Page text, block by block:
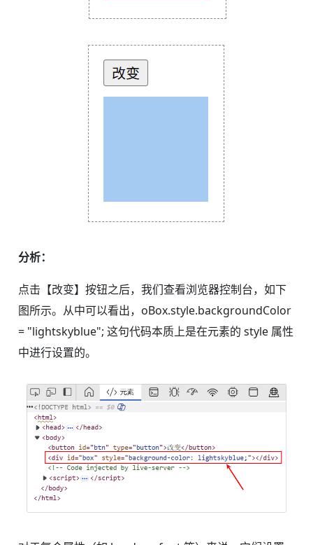
分析：
点击【改变】按钮之后，我们查看浏览器控制台，如下
图所示。从中可以看出，oBox.style.backgroundColor
= "lightskyblue"; 这句代码本质上是在元素的 style 属性
中进行设置的。